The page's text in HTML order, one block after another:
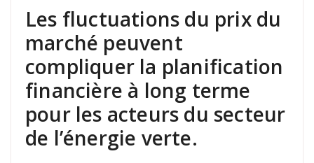
Les fluctuations du prix du
marché peuvent
compliquer la planification
financière à long terme
pour les acteurs du secteur
de l’énergie verte.